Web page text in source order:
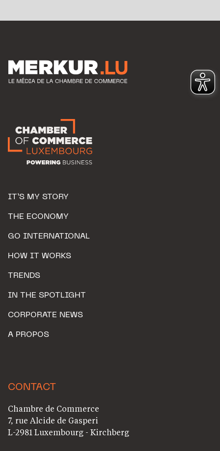
IT’S MY STORY
THE ECONOMY
GO INTERNATIONAL
HOW IT WORKS
TRENDS
IN THE SPOTLIGHT
CORPORATE NEWS
A PROPOS
CONTACT
Chambre de Commerce
7, rue Alcide de Gasperi
L-2981 Luxembourg - Kirchberg